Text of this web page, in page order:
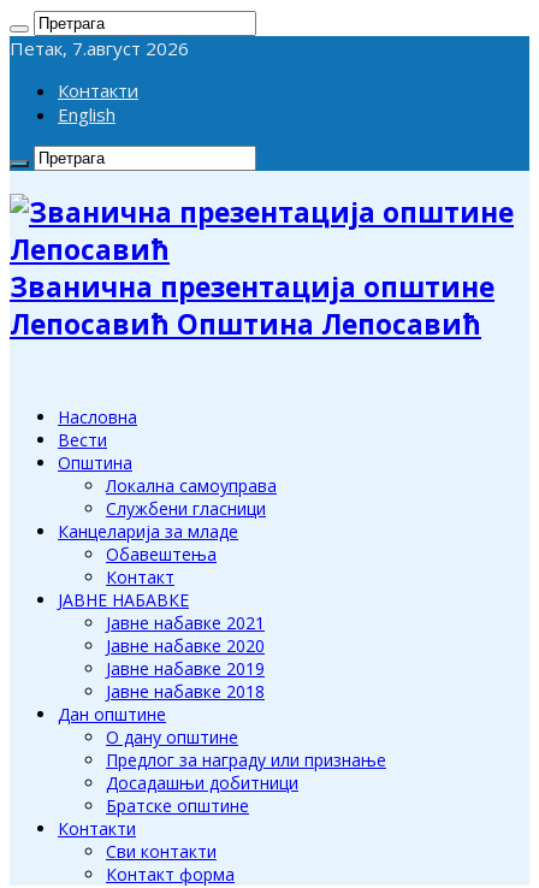
Петак, 7.август 2026
Контакти
English
Званична презентација општине
Лепосавић Општина Лепосавић
Насловна
Вести
Општина
Локална самоуправа
Службени гласници
Канцеларија за младе
Обавештења
Контакт
ЈАВНЕ НАБАВКЕ
Јавне набавке 2021
Јавне набавке 2020
Јавне набавке 2019
Јавне набавке 2018
Дан општине
О дану општине
Предлог за награду или признање
Досадашњи добитници
Братске општине
Контакти
Сви контакти
Контакт форма